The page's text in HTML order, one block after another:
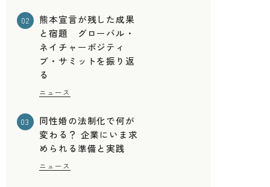
02
熊本宣言が残した成果
と宿題 グローバル・
ネイチャーポジティ
ブ・サミットを振り返
る
ニュース
03
同性婚の法制化で何が
変わる？ 企業にいま求
められる準備と実践
ニュース